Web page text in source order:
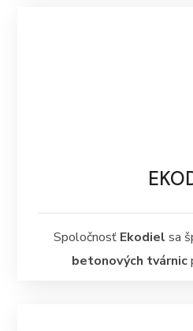
Spoločnosť Ekodiel sa
betonových tvárnic